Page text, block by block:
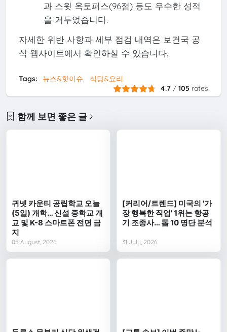
과 스윗 옥토퍼스(96점) 등도 우수한 성적
을 거두었습니다.
자세한 위반 사항과 세부 점검 내역은 보건국 공
식 웹사이트에서 확인하실 수 있습니다.
Tags: 뉴스&핫이슈
식당&요리
4.7 /105 rates
함께 보면 좋은 글
귀넷 카운티 공립학교 오늘
(5일) 개학… 신설 중학교 개
교 및 K-8 스마트폰 전면 금
지
05 August, 2026
[커리어/트렌드] 미국의 '가
장 행복한 직업' 1위는 항공
기 조종사… 톱 10 명단 분석
31 July, 2026